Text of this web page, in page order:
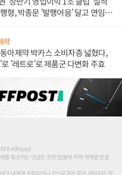
형, 박종문 '발행어음' 달고 연임 향
약
아제약 박카스 소비자층 넓혔다,
'레트로'로 제품군 다변화 주효
대 400byte)
를 훼손하는 댓글은 관련 법률에 의해 제재를 받을
가 내용에 포함되거나 인신공격성 글은 관리자의 판